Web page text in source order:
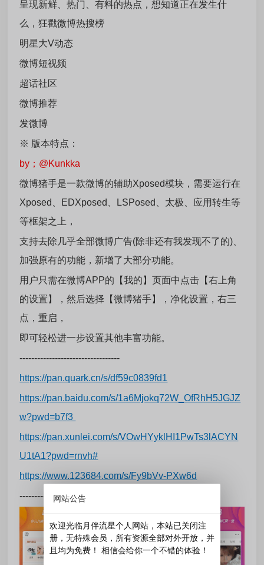
呈现新鲜、热门、有料的热点，想知道正在发生什
么，狂戳微博热搜榜
明星大V动态
微博短视频
超话社区
微博推荐
发微博
※ 版本特点：
by；@Kunkka
微博猪手是一款微博的辅助Xposed模块，需要运行在
Xposed、EDXposed、LSPosed、太极、应用转生等
等框架之上，
支持去除几乎全部微博广告(除非还有我发现不了的)、
加强原有的功能，新增了大部分功能。
用户只需在微博APP的【我的】页面中点击【右上角
的设置】，然后选择【微博猪手】，净化设置，右三
点，重启，
即可轻松进一步设置其他丰富功能。
----------------------------------
https://pan.quark.cn/s/df59c0839fd1
https://pan.baidu.com/s/1a6Mjokq72W_OfRhH5JGJZ
w?pwd=b7f3
https://pan.xunlei.com/s/VOwHYyklHI1PwTs3lACYN
U1tA1?pwd=rnvh#
https://www.123684.com/s/Fy9bVv-PXw6d
----------------------------------
网站公告
欢迎光临月伴流星个人网站，本站已关闭注
册，无特殊会员，所有资源全部对外开放，并
且均为免费！ 相信会给你一个不错的体验！